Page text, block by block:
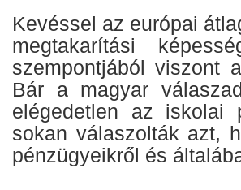
Kevéssel az európai
megtakarítási
szempontjából viszont
Bár a magyar
elégedetlen az iskolai
sokan válaszolták azt,
pénzügyeikről és